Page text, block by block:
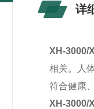
详
XH-3000/
相关。人
符合健康
XH-3000/